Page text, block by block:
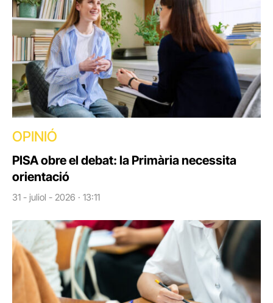
OPINIÓ
PISA obre el debat: la Primària necessita
orientació
31 - juliol - 2026 · 13:11